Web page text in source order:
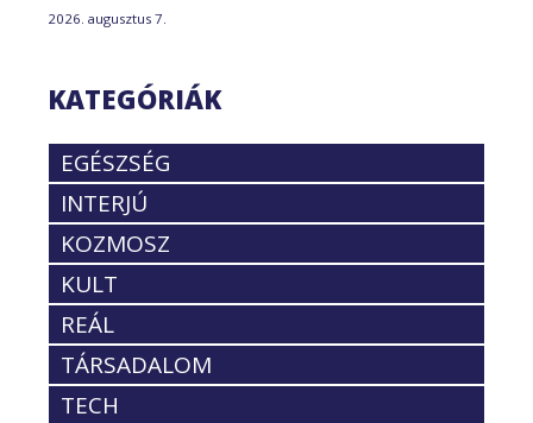
2026. augusztus 7.
KATEGÓRIÁK
EGÉSZSÉG
INTERJÚ
KOZMOSZ
KULT
REÁL
TÁRSADALOM
TECH